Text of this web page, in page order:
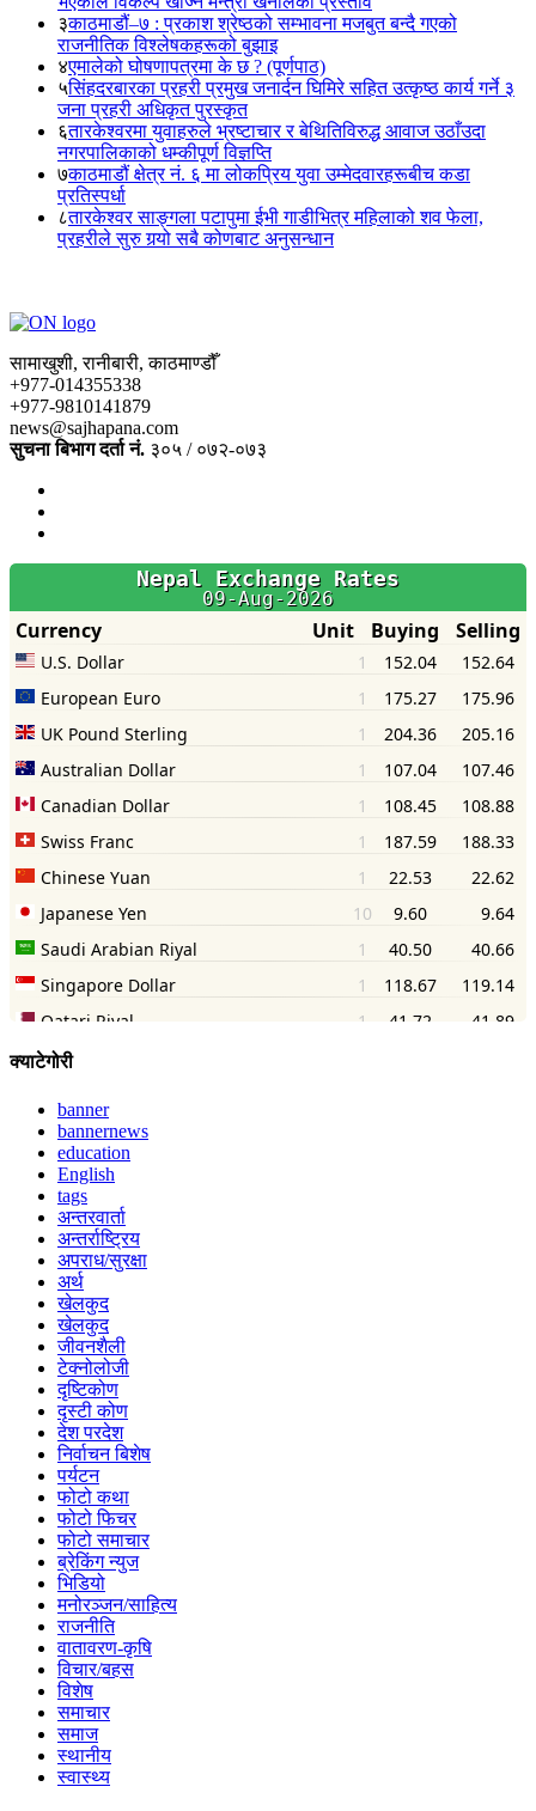
३काठमाडौं–७ : प्रकाश श्रेष्ठको सम्भावना मजबुत बन्दै गएको
राजनीतिक विश्लेषकहरूको बुझाइ
४एमालेको घोषणापत्रमा के छ ? (पूर्णपाठ)
५सिंहदरबारका प्रहरी प्रमुख जनार्दन घिमिरे सहित उत्कृष्ठ कार्य गर्ने ३
जना प्रहरी अधिकृत पुरस्कृत
६तारकेश्वरमा युवाहरुले भ्रष्टाचार र बेथितिविरुद्ध आवाज उठाँउदा
नगरपालिकाको धम्कीपूर्ण विज्ञप्ति
७काठमाडौं क्षेत्र नं. ६ मा लोकप्रिय युवा उम्मेदवारहरूबीच कडा
प्रतिस्पर्धा
८तारकेश्वर साङ्गला पटापुमा ईभी गाडीभित्र महिलाको शव फेला,
प्रहरीले सुरु गर्‍यो सबै कोणबाट अनुसन्धान
सामाखुशी, रानीबारी, काठमाण्डौँ
+977-014355338
+977-9810141879
news@sajhapana.com
सुचना बिभाग दर्ता नं. ३०५ / ०७२-०७३
क्याटेगोरी
banner
bannernews
education
English
tags
अन्तरवार्ता
अन्तर्राष्ट्रिय
अपराध/सुरक्षा
अर्थ
खेलकुद
खेलकुद
जीवनशैली
टेक्नोलोजी
दृष्टिकोण
दृस्टी कोण
देश परदेश
निर्वाचन बिशेष
पर्यटन
फोटो कथा
फोटो फिचर
फोटो समाचार
ब्रेकिंग न्युज
भिडियो
मनोरञ्जन/साहित्य
राजनीति
वातावरण-कृषि
विचार/बहस
विशेष
समाचार
समाज
स्थानीय
स्वास्थ्य